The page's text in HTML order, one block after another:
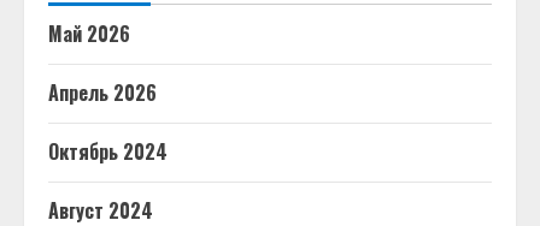
Май 2026
Апрель 2026
Октябрь 2024
Август 2024